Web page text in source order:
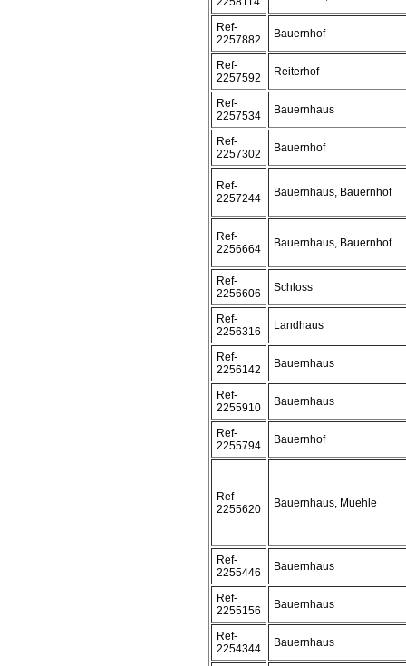
Ref-
2257882
Bauernhof
Ref-
2257592
Reiterhof
Ref-
2257534
Bauernhaus
Ref-
2257302
Bauernhof
Ref-
2257244
Bauernhaus, Bauernhof
Ref-
2256664
Bauernhaus, Bauernhof
Ref-
2256606
Schloss
Ref-
2256316
Landhaus
Ref-
2256142
Bauernhaus
Ref-
2255910
Bauernhaus
Ref-
2255794
Bauernhof
Ref-
2255620
Bauernhaus, Muehle
Ref-
2255446
Bauernhaus
Ref-
2255156
Bauernhaus
Ref-
2254344
Bauernhaus